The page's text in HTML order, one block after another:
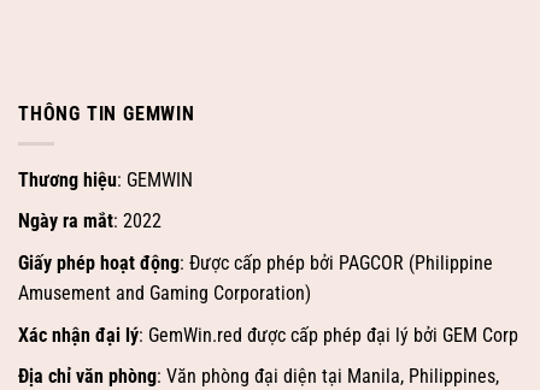
THÔNG TIN GEMWIN
Thương hiệu: GEMWIN
Ngày ra mắt: 2022
Giấy phép hoạt động: Được cấp phép bởi PAGCOR (Philippine
Amusement and Gaming Corporation)
Xác nhận đại lý: GemWin.red được cấp phép đại lý bởi GEM Corp
Địa chỉ văn phòng: Văn phòng đại diện tại Manila, Philippines,